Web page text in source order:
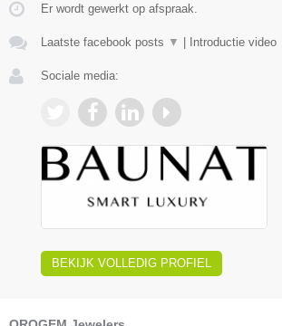
Er wordt gewerkt op afspraak.
Laatste facebook posts ▼ Introductie video
Sociale media:
BEKIJK VOLLEDIG PROFIEL